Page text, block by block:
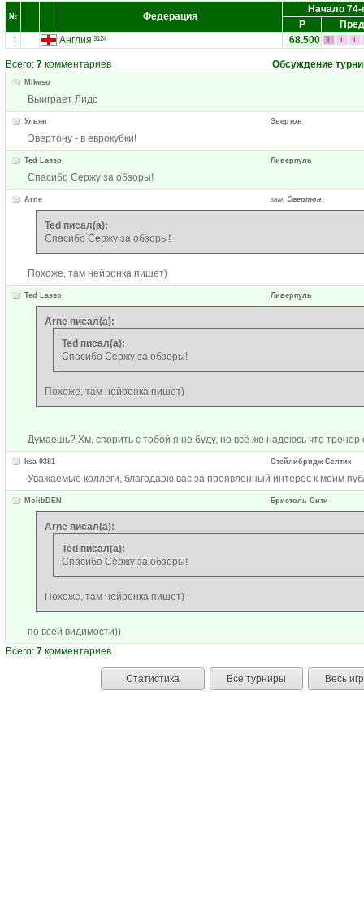
№ Федерация
Начало 74-
Р
1. Англия 3124 68.500 Г Г Г
Всего: 7 комментариев Обсуждение
Mikeso
Выиграет Лидс
Ульян Эвертон
Эвертону - в еврокубки!
Ted Lasso Ливерпуль
Спасибо Сержу за обзоры!
Arne зам. Эвертон
Ted писал(а):
Спасибо Сержу за обзоры!
Похоже, там нейронка пишет)
Ted Lasso Ливерпуль
Arne писал(а):
Ted писал(а):
Спасибо Сержу за обзоры!
Похоже, там нейронка пишет)
Думаешь? Хм, спорить с тобой я не буду, но всё же надеюсь что тренер
ksa-0381 Стейлибридж Селтик
Уважаемые коллеги, благодарю вас за проявленный интерес к моим
MolibDEN Бристоль Сити
Arne писал(а):
Ted писал(а):
Спасибо Сержу за обзоры!
Похоже, там нейронка пишет)
по всей видимости))
Всего: 7 комментариев
Статистика Все турниры Весь